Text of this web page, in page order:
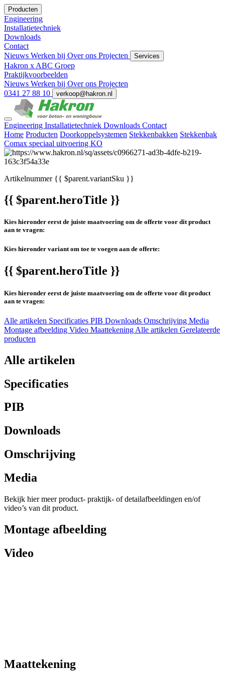
Producten
Engineering
Installatietechniek
Downloads
Contact
Nieuws Werken bij Over ons Projecten Services
Hakron x ABC Groep
Praktijkvoorbeelden
Nieuws Werken bij Over ons Projecten
0341 27 88 10
verkoop@hakron.nl
Engineering Installatietechniek Downloads Contact
Home Producten Doorkoppelsystemen Stekkenbakken Stekkenbak
Comax speciaal uitvoering KO
Artikelnummer{{ $parent.variantSku }}
{{ $parent.heroTitle }}
Kies hieronder eerst de juiste maatvoering om de offerte voor dit product
aan te vragen:
Kies hieronder variant om toe te voegen aan de offerte:
{{ $parent.heroTitle }}
Kies hieronder eerst de juiste maatvoering om de offerte voor dit product
aan te vragen:
Alle artikelen Specificaties PIB Downloads Omschrijving Media
Montage afbeelding Video Maattekening Alle artikelen Gerelateerde
producten
Alle artikelen
Specificaties
PIB
Downloads
Omschrijving
Media
Bekijk hier meer product- praktijk- of detailafbeeldingen en/of
video’s van dit product.
Montage afbeelding
Video
Maattekening